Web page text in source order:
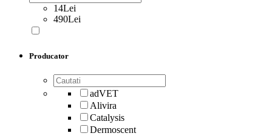
14Lei
490Lei
Producator
adVET
Alivira
Catalysis
Dermoscent